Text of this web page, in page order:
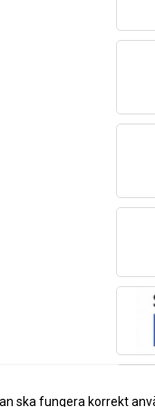
ska fungera korrekt